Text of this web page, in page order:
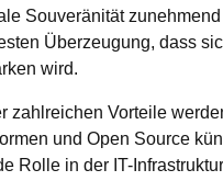
Souveränität
Überzeugung, dass
wird.
zahlreichen Vorteile
und Open Source
Rolle in der IT-